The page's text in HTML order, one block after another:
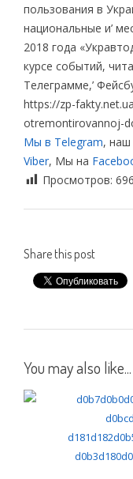
пользования в
национальные и’
2018 года
курсе событий,
Телеграмме,’
https://zp-
otremontirovannoj-
Мы в Telegram,
Viber, Мы на
Просмотров: 696
Share this post
You may also like...